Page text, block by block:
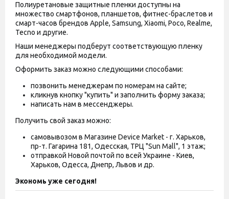
Полиуретановые защитные пленки доступны на
множество смартфонов, планшетов, фитнес-браслетов и
смарт-часов брендов Apple, Samsung, Xiaomi, Poco, Realme,
Tecno и другие.
Наши менеджеры подберут соответствующую пленку
для необходимой модели.
Оформить заказ можно следующими способами:
позвонить менеджерам по номерам на сайте;
кликнув кнопку "купить" и заполнить форму заказа;
написать нам в мессенджеры.
Получить свой заказ можно:
самовывозом в Магазине Device Market - г. Харьков,
пр-т. Гагарина 181, Одесская, ТРЦ "Sun Mall", 1 этаж;
отправкой Новой почтой по всей Украине - Киев,
Харьков, Одесса, Днепр, Львов и др.
Экономь уже сегодня!